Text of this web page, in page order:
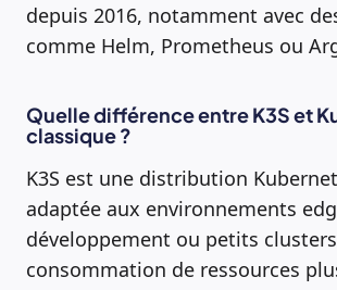
depuis 2016, notamment avec
comme Helm, Prometheus ou
Quelle différence entre K3S et
classique ?
K3S est une distribution
adaptée aux environnements
développement ou petits
consommation de ressources